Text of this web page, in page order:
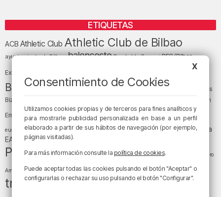
ETIQUETAS
ACB Athletic Club Athletic Club de Bilbao
ayuntamiento de Bilbao baloncesto Barakaldo Basauri BEC (Bilbao
Exhibition Center) Bizkaia
Bizkaia y sus comarcas Copa del Rey cultura
Cáritas
Bizkaia
Diócesis de Bilbao el tiempo Enkarterri
Ernesto Valverde Ertzaintza Euskadi (País Vasco)
euskera fiestas fútbol Gobierno vasco juanma jubera LaLiga LaLiga
EA Sports Liga Endesa
Política religión San Mamés sociedadsucesos Teatro
Arriaga tiempotiempo atmosféricotráfico
tráfico en Bizkaia
X
Consentimiento de Cookies
Utilizamos cookies propias y de terceros para fines analíticos y
para mostrarle publicidad personalizada en base a un perfil
elaborado a partir de sus hábitos de navegación (por ejemplo,
páginas visitadas).
Para más información consulte la política de cookies.
Puede aceptar todas las cookies pulsando el botón "Aceptar" o
configurarlas o rechazar su uso pulsando el botón "Configurar".